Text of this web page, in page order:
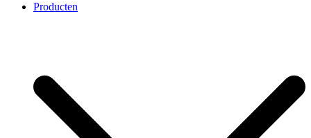
Negenennegentig kubussen
Producten